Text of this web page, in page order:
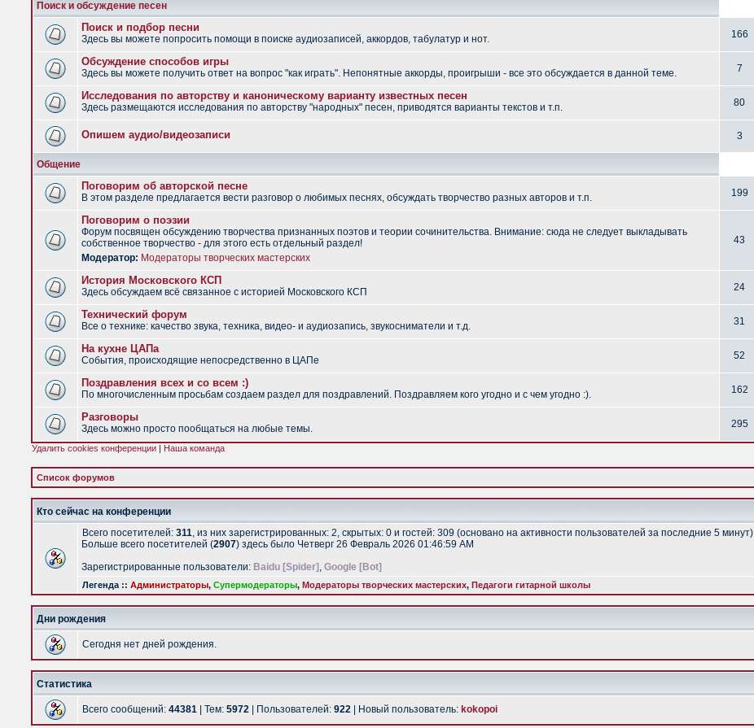
Поиск и обсуждение песен
Поиск и подбор песни
Здесь вы можете попросить помощи в поиске аудиозаписей, аккордов, табулатур и нот. 166
Обсуждение способов игры
Здесь вы можете получить ответ на вопрос "как играть". Непонятные аккорды, проигрыши - все это обсуждается в данной теме. 7
Исследования по авторству и каноническому варианту известных песен
Здесь размещаются исследования по авторству "народных" песен, приводятся варианты текстов и т.п. 80
Опишем аудио/видеозаписи 3
Общение
Поговорим об авторской песне
В этом разделе предлагается вести разговор о любимых песнях, обсуждать творчество разных авторов и т.п. 199
Поговорим о поэзии
Форум посвящен обсуждению творчества признанных поэтов и теории сочинительства. Внимание: сюда не следует выкладывать
собственное творчество - для этого есть отдельный раздел!
Модератор: Модераторы творческих мастерских
43
История Московского КСП
Здесь обсуждаем всё связанное с историей Московского КСП 24
Технический форум
Все о технике: качество звука, техника, видео- и аудиозапись, звукосниматели и т.д. 31
На кухне ЦАПа
События, происходящие непосредственно в ЦАПе 52
Поздравления всех и со всем :)
По многочисленным просьбам создаем раздел для поздравлений. Поздравляем кого угодно и с чем угодно :). 162
Разговоры
Здесь можно просто пообщаться на любые темы. 295
Удалить cookies конференции | Наша команда
Список форумов
Кто сейчас на конференции
Всего посетителей: 311, из них зарегистрированных: 2, скрытых: 0 и гостей: 309 (основано на активности пользователей за последние 5 минут)
Больше всего посетителей (2907) здесь было Четверг 26 Февраль 2026 01:46:59 AM
Зарегистрированные пользователи: Baidu [Spider] , Google [Bot]
Легенда :: Администраторы, Супермодераторы, Модераторы творческих мастерских, Педагоги гитарной школы
Дни рождения
Сегодня нет дней рождения.
Статистика
Всего сообщений: 44381 | Тем: 5972 | Пользователей: 922 | Новый пользователь: kokopoi